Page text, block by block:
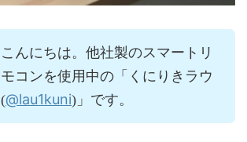
こんにちは。他社製のスマートリ
モコンを使用中の「くにりきラウ
(@lau1kuni)」です。